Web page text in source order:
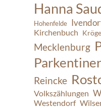
Hanna
Hohenfelde
Kirchenbuch
Mecklenburg
Reincke
Volkszählungen
Westendorf